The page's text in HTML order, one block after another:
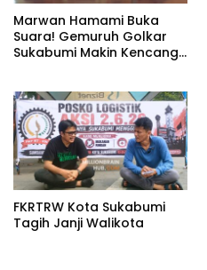
Marwan Hamami Buka
Suara! Gemuruh Golkar
Sukabumi Makin Kencang,
FKRTRW Kota Sukabumi
Tagih Janji Walikota